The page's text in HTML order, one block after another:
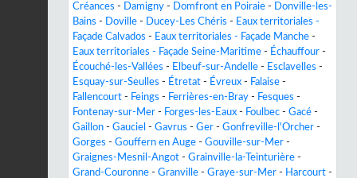
Créances - Damigny - Domfront en Poiraie -
Donville-les-
Bains - Doville - Ducey-Les Chéris - Eaux territoriales -
Façade Calvados - Eaux territoriales - Façade Manche -
Eaux territoriales - Façade Seine-Maritime - Échauffour -
Écouché-les-Vallées - Elbeuf-sur-Andelle - Esclavelles -
Esquay-sur-Seulles - Étretat - Évreux - Falaise -
Fallencourt - Feings - Ferrières-en-Bray - Fesques -
Fontenay-sur-Mer - Forges-les-Eaux - Foulbec - Gacé -
Gaillon - Gauciel - Gavrus - Ger - Gonfreville-l'Orcher -
Gorges - Gouffern en Auge - Gouville-sur-Mer -
Graignes-Mesnil-Angot - Grainville-la-Teinturière -
Grand-Couronne - Granville - Graye-sur-Mer - Harcourt -